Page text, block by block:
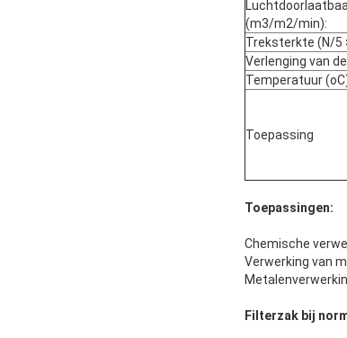
(m3/m2/min):
Treksterkte (N/5
Verlenging van
Temperatuur
Toepassing
Toepassingen:
Chemische
Verwerking van
Filterzak bij